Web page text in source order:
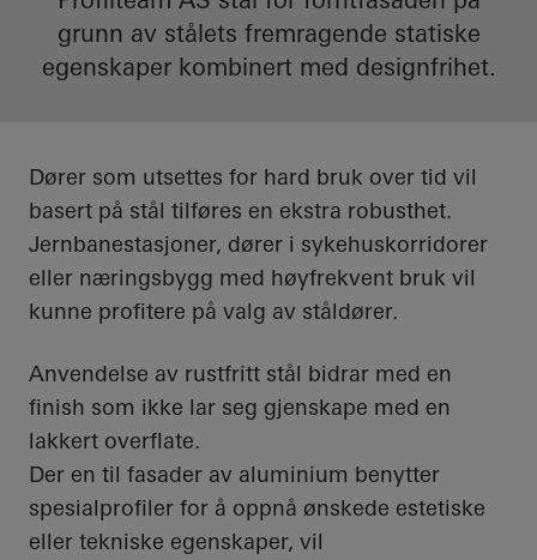
grunn av stålets fremragende statiske
egenskaper kombinert med designfrihet.
Dører som utsettes for hard bruk over tid vil
basert på stål tilføres en ekstra robusthet.
Jernbanestasjoner, dører i sykehuskorridorer
eller næringsbygg med høyfrekvent bruk vil
kunne profitere på valg av ståldører.
Anvendelse av rustfritt stål bidrar med en
finish som ikke lar seg gjenskape med en
lakkert overflate.
Der en til fasader av aluminium benytter
spesialprofiler for å oppnå ønskede estetiske
eller tekniske egenskaper, vil